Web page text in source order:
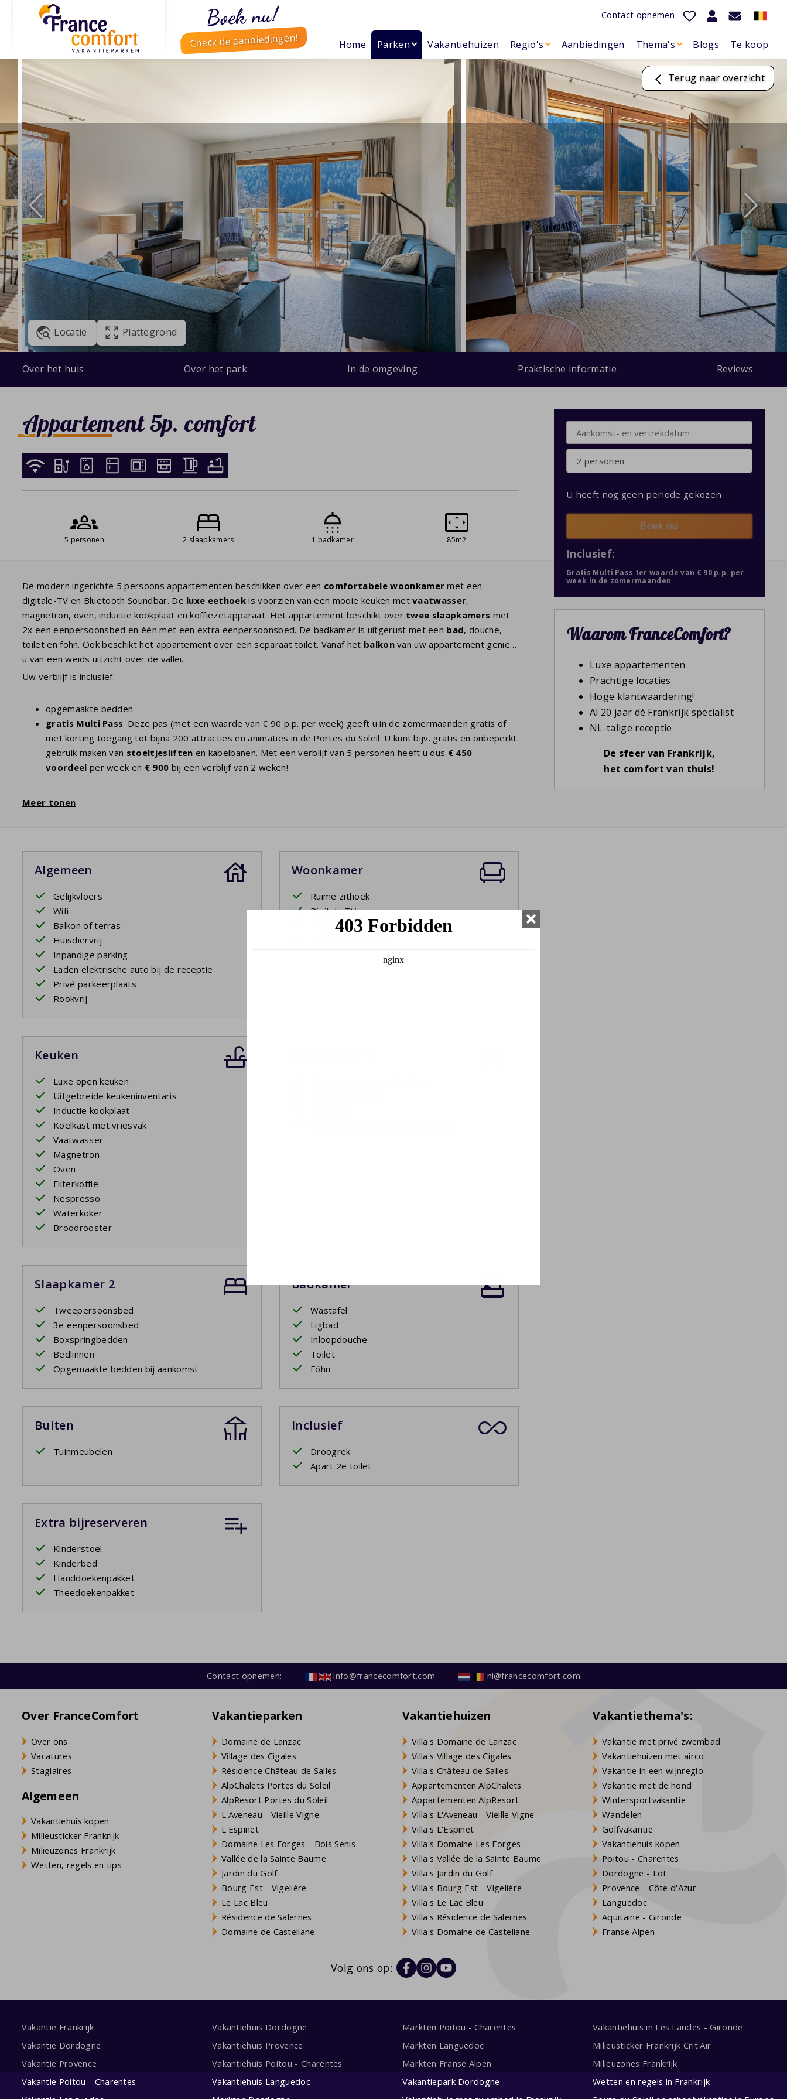
Boek nu!
Check de aanbiedingen!
Contact opnemen
Home Parken Vakantiehuizen Regio's Aanbiedingen Thema's Blogs Te koop
Terug naar overzicht
Locatie Plattegrond
Over het huis Over het park In de omgeving Praktische informatie Reviews
Appartement 5p. comfort
5 personen 2 slaapkamers 1 badkamer 85m2
De modern ingerichte 5 persoons appartementen beschikken over een comfortabele woonkamer met een
digitale-TV en Bluetooth Soundbar. De luxe eethoekis voorzien van een mooie keuken metvaatwasser,
magnetron, oven, inductie kookplaat en koffiezetapparaat. Het appartement beschikt over twee slaapkamers met
2x een eenpersoonsbed en één met een extra eenpersoonsbed. De badkamer is uitgerust met een bad, douche,
toilet en föhn. Ook beschikt het appartement over een separaat toilet. Vanaf het balkonvan uw appartement geniet
u van een weids uitzicht over de vallei.
Uw verblijf is inclusief:
opgemaakte bedden
gratis Multi Pass. Deze pas (met een waarde van € 90 p.p. per week) geeft u in de zomermaanden gratis of
met korting toegang tot bijna 200 attracties en animaties in de Portes du Soleil. U kunt bijv. gratis en onbeperkt
gebruik maken van stoeltjesliften en kabelbanen. Met een verblijf van 5 personen heeft u dus € 450
voordeel per week en € 900 bij een verblijf van 2 weken!
Meer tonen
Algemeen
Gelijkvloers
Wifi
Balkon of terras
Huisdiervrij
Inpandige parking
Laden elektrische auto bij de receptie
Privé parkeerplaats
Rookvrij
Woonkamer
Ruime zithoek
Digitale TV
Internationale zenders
Keuken
Luxe open keuken
Uitgebreide keukeninventaris
Inductie kookplaat
Koelkast met vriesvak
Vaatwasser
Magnetron
Oven
Filterkoffie
Nespresso
Waterkoker
Broodrooster
Slaapkamer 2
Tweepersoonsbed
3e eenpersoonsbed
Boxspringbedden
Bedlinnen
Opgemaakte bedden bij aankomst
Badkamer
Wastafel
Ligbad
Inloopdouche
Toilet
Föhn
Buiten
Tuinmeubelen
Inclusief
Droogrek
Apart 2e toilet
Extra bijreserveren
Kinderstoel
Kinderbed
Handdoekenpakket
Theedoekenpakket
2 personen
U heeft nog geen periode gekozen
Boek nu
Inclusief:
Gratis Multi Pass ter waarde van € 90 p.p. per
week in de zomermaanden
Waarom FranceComfort?
Luxe appartementen
Prachtige locaties
Hoge klantwaardering!
Al 20 jaar dé Frankrijk specialist
NL-talige receptie
De sfeer van Frankrijk,
het comfort van thuis!
Contact opnemen: info@francecomfort.com nl@francecomfort.com
Over FranceComfort
Over ons
Vacatures
Stagiaires
Algemeen
Vakantiehuis kopen
Milieusticker Frankrijk
Milieuzones Frankrijk
Wetten, regels en tips
Vakantieparken
Domaine de Lanzac
Village des Cigales
Résidence Château de Salles
AlpChalets Portes du Soleil
AlpResort Portes du Soleil
L'Aveneau - Vieille Vigne
L'Espinet
Domaine Les Forges - Bois Senis
Vallée de la Sainte Baume
Jardin du Golf
Bourg Est - Vigelière
Le Lac Bleu
Résidence de Salernes
Domaine de Castellane
Vakantiehuizen
Villa's Domaine de Lanzac
Villa's Village des Cigales
Villa's Château de Salles
Appartementen AlpChalets
Appartementen AlpResort
Villa's L'Aveneau - Vieille Vigne
Villa's L'Espinet
Villa's Domaine Les Forges
Villa's Vallée de la Sainte Baume
Villa's Jardin du Golf
Villa's Bourg Est - Vigelière
Villa's Le Lac Bleu
Villa's Résidence de Salernes
Villa's Domaine de Castellane
Vakantiethema's:
Vakantie met privé zwembad
Vakantiehuizen met airco
Vakantie in een wijnregio
Vakantie met de hond
Wintersportvakantie
Wandelen
Golfvakantie
Vakantiehuis kopen
Poitou - Charentes
Dordogne - Lot
Provence - Côte d'Azur
Languedoc
Aquitaine - Gironde
Franse Alpen
Volg ons op:
Vakantie Frankrijk
Vakantie Dordogne
Vakantie Provence
Vakantie Poitou - Charentes
Vakantiehuis Dordogne
Vakantiehuis Provence
Vakantiehuis Poitou - Charentes
Vakantiehuis Languedoc
Markten Poitou - Charentes
Markten Languedoc
Markten Franse Alpen
Vakantiepark Dordogne
Vakantiehuis in Les Landes - Gironde
Milieusticker Frankrijk Crit'Air
Milieuzones Frankrijk
Wetten en regels in Frankrijk